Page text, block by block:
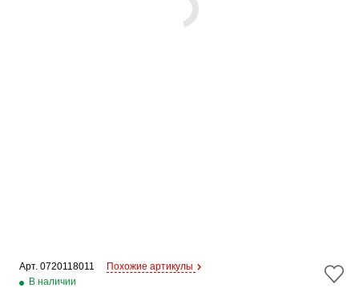
Арт. 0720118011
Похожие артикулы
В наличии